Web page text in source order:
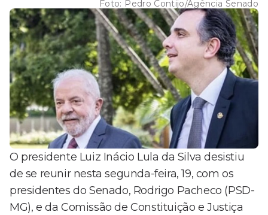
Foto: Pedro Contijo/Agência Senado
O presidente Luiz Inácio Lula da Silva desistiu
de se reunir nesta segunda-feira, 19, com os
presidentes do Senado, Rodrigo Pacheco (PSD-
MG), e da Comissão de Constituição e Justiça